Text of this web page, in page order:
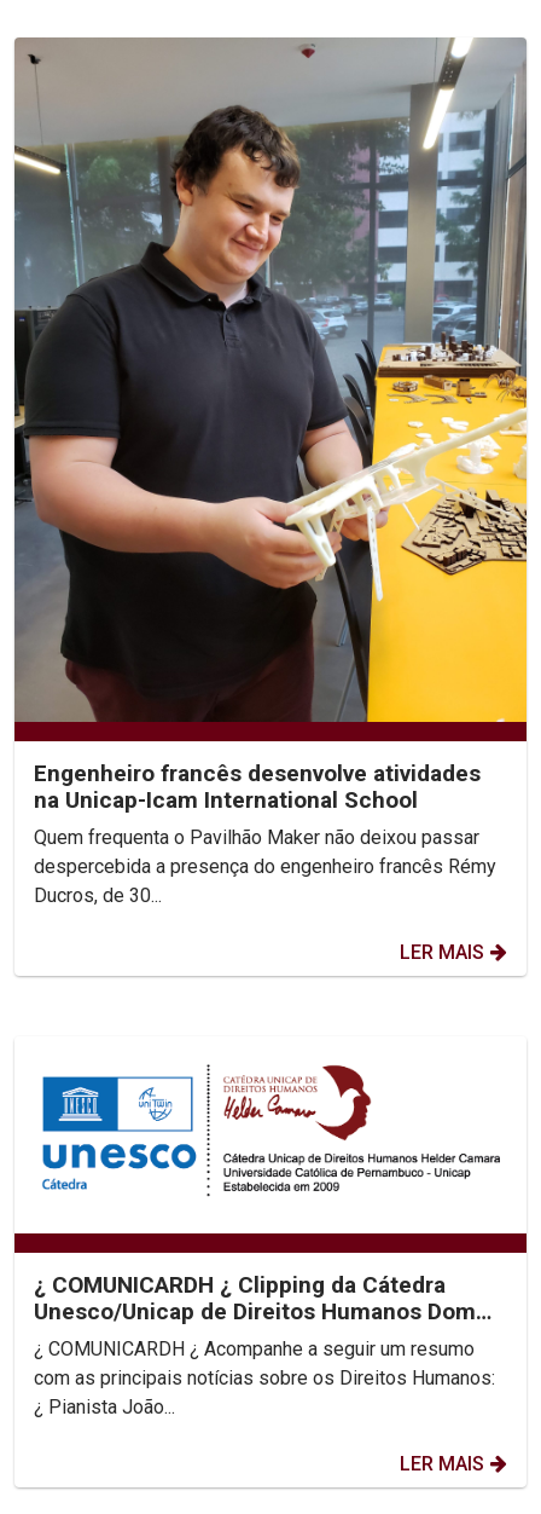
Engenheiro francês desenvolve atividades
na Unicap-Icam International School
Quem frequenta o Pavilhão Maker não deixou passar
despercebida a presença do engenheiro francês Rémy
Ducros, de 30...
LER MAIS
¿ COMUNICARDH ¿ Clipping da Cátedra
Unesco/Unicap de Direitos Humanos Dom
Helder Camara
¿ COMUNICARDH ¿ Acompanhe a seguir um resumo
com as principais notícias sobre os Direitos Humanos:
¿ Pianista João...
LER MAIS